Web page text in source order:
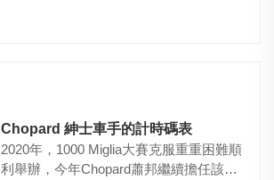
Chopard 紳士車手的計時碼表
2020年，1000 Miglia大賽克服重重困難順
利舉辦，今年Chopard蕭邦繼續擔任該賽